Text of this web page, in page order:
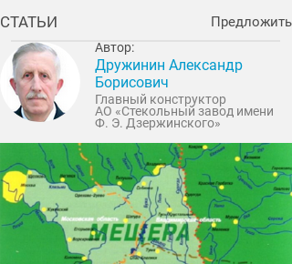
СТАТЬИ Предложить
Автор:
Дружинин Александр
Борисович
Главный конструктор
АО «Стекольный завод имени
Ф. Э. Дзержинского»